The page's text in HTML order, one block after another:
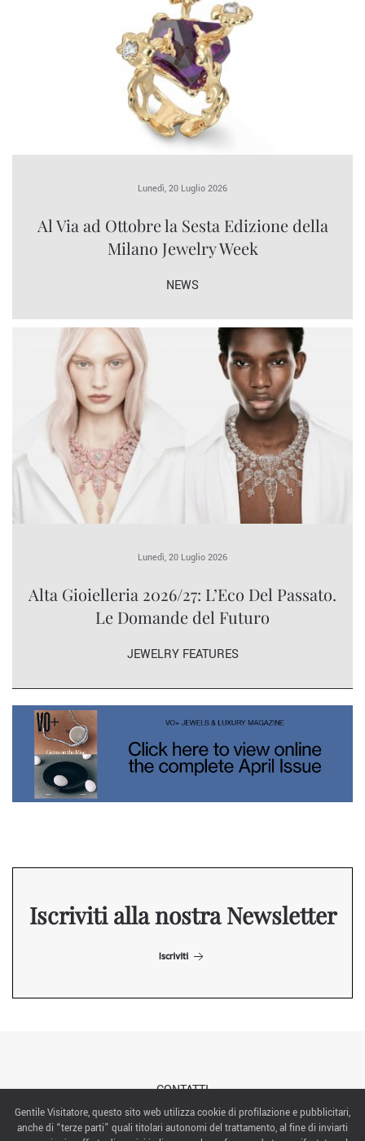
Lunedì, 20 Luglio 2026
Al Via ad Ottobre la Sesta Edizione della
Milano Jewelry Week
NEWS
Lunedì, 20 Luglio 2026
Alta Gioielleria 2026/27: L’Eco Del Passato.
Le Domande del Futuro
JEWELRY FEATURES
Iscriviti alla nostra Newsletter
Iscriviti
CONTATTI
ABOUT US
Gentile Visitatore, questo sito web utilizza cookie di profilazione e pubblicitari,
anche di “terze parti” quali titolari autonomi del trattamento, al fine di inviarti